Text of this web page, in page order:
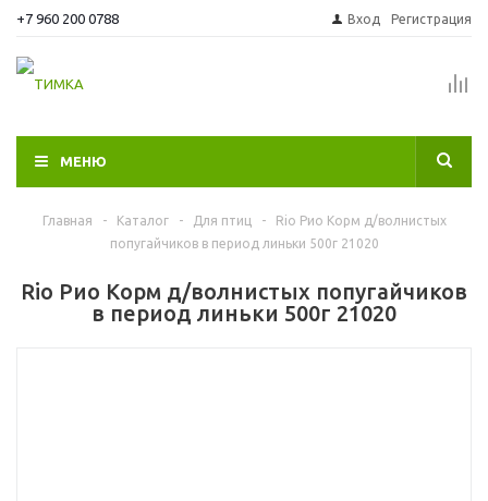
+7 960 200 0788 Вход Регистрация
МЕНЮ
Главная - Каталог - Для птиц -
Rio Рио Корм д/волнистых
попугайчиков в период линьки 500г 21020
Rio Рио Корм д/волнистых попугайчиков
в период линьки 500г 21020